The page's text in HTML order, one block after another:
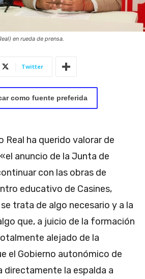
en rueda de prensa.
Twitter
como fuente preferida
Real ha querido valorar de
anuncio de la Junta de
con las obras de
educativo de Casines,
trata de algo necesario y a la
que, a juicio de la formación
alejado de la
el Gobierno autonómico de
directamente la espalda a